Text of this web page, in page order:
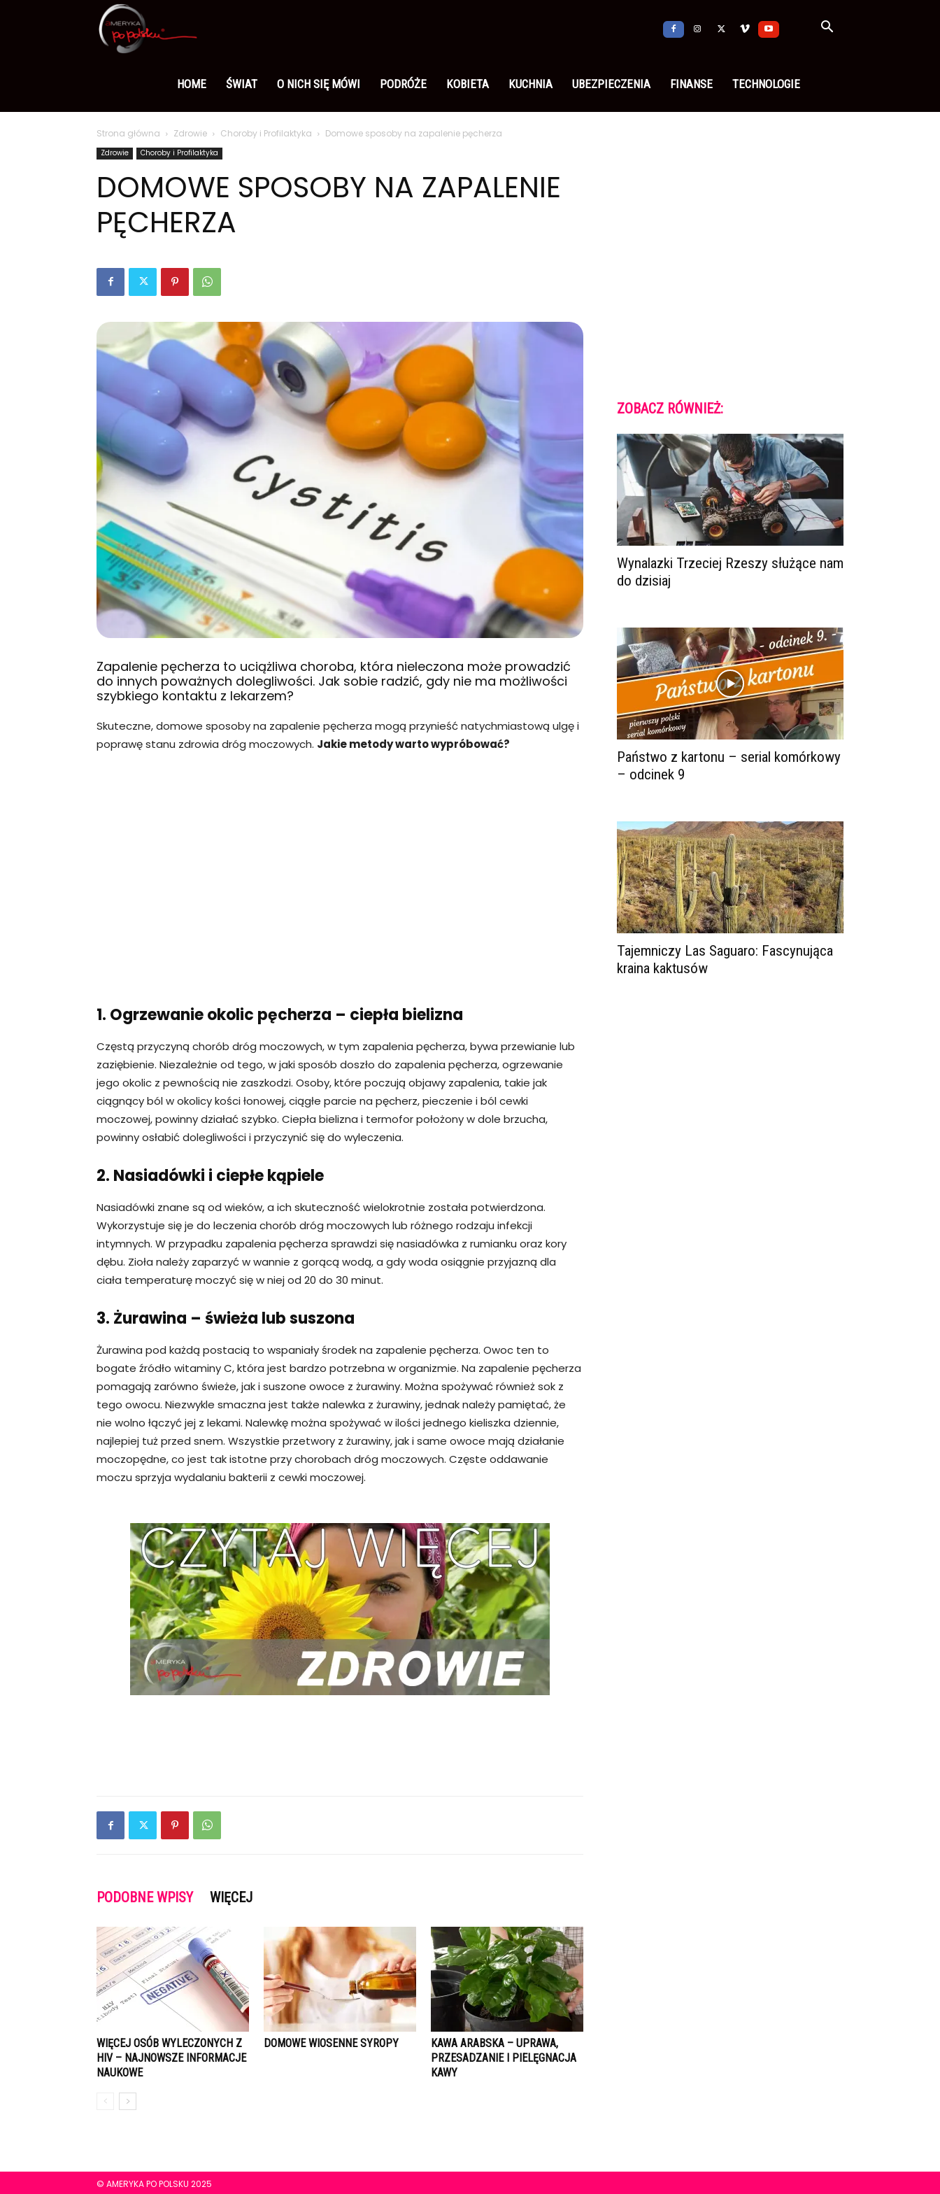
po
polsku
HOME ŚWIAT O NICH SIĘ MÓWI PODRÓŻE KOBIETA KUCHNIA UBEZPIECZENIA FINANSE TECHNOLOGIE
Strona główna Zdrowie Choroby i Profilaktyka Domowe sposoby na zapalenie pęcherza
Zdrowie Choroby i Profilaktyka
DOMOWE SPOSOBY NA ZAPALENIE
PĘCHERZA
Zapalenie pęcherza to uciążliwa choroba, która nieleczona może prowadzić
do innych poważnych dolegliwości. Jak sobie radzić, gdy nie ma możliwości
szybkiego kontaktu z lekarzem?
Skuteczne, domowe sposoby na zapalenie pęcherza mogą przynieść natychmiastową ulgę i
poprawę stanu zdrowia dróg moczowych. Jakie metody warto wypróbować?
1. Ogrzewanie okolic pęcherza – ciepła bielizna
Częstą przyczyną chorób dróg moczowych, w tym zapalenia pęcherza, bywa przewianie lub
zaziębienie. Niezależnie od tego, w jaki sposób doszło do zapalenia pęcherza, ogrzewanie
jego okolic z pewnością nie zaszkodzi. Osoby, które poczują objawy zapalenia, takie jak
ciągnący ból w okolicy kości łonowej, ciągłe parcie na pęcherz, pieczenie i ból cewki
moczowej, powinny działać szybko. Ciepła bielizna i termofor położony w dole brzucha,
powinny osłabić dolegliwości i przyczynić się do wyleczenia.
2. Nasiadówki i ciepłe kąpiele
Nasiadówki znane są od wieków, a ich skuteczność wielokrotnie została potwierdzona.
Wykorzystuje się je do leczenia chorób dróg moczowych lub różnego rodzaju infekcji
intymnych. W przypadku zapalenia pęcherza sprawdzi się nasiadówka z rumianku oraz kory
dębu. Zioła należy zaparzyć w wannie z gorącą wodą, a gdy woda osiągnie przyjazną dla
ciała temperaturę moczyć się w niej od 20 do 30 minut.
3. Żurawina – świeża lub suszona
Żurawina pod każdą postacią to wspaniały środek na zapalenie pęcherza. Owoc ten to
bogate źródło witaminy C, która jest bardzo potrzebna w organizmie. Na zapalenie pęcherza
pomagają zarówno świeże, jak i suszone owoce z żurawiny. Można spożywać również sok z
tego owocu. Niezwykle smaczna jest także nalewka z żurawiny, jednak należy pamiętać, że
nie wolno łączyć jej z lekami. Nalewkę można spożywać w ilości jednego kieliszka dziennie,
najlepiej tuż przed snem. Wszystkie przetwory z żurawiny, jak i same owoce mają działanie
moczopędne, co jest tak istotne przy chorobach dróg moczowych. Częste oddawanie
moczu sprzyja wydalaniu bakterii z cewki moczowej.
PODOBNE WPISY WIĘCEJ
WIĘCEJ OSÓB WYLECZONYCH Z
HIV – NAJNOWSZE INFORMACJE
NAUKOWE
DOMOWE WIOSENNE SYROPY
KAWA ARABSKA – UPRAWA,
PRZESADZANIE I PIELĘGNACJA
KAWY
ZOBACZ RÓWNIEŻ:
Wynalazki Trzeciej Rzeszy służące nam
do dzisiaj
Państwo z kartonu – serial komórkowy
– odcinek 9
Tajemniczy Las Saguaro: Fascynująca
kraina kaktusów
© AMERYKA PO POLSKU 2025